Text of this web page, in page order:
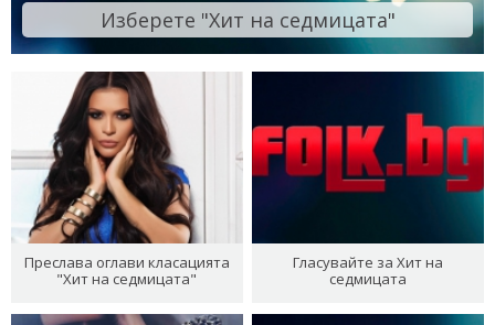
Изберете "Хит на седмицата"
Преслава оглави класацията
"Хит на седмицата"
Гласувайте за Хит на
седмицата